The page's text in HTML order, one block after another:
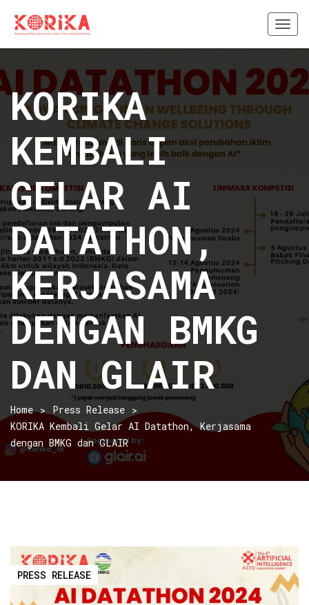
KORIKA
KEMBALI
GELAR AI
DATATHON,
KERJASAMA
DENGAN BMKG
DAN GLAIR
Home
Press Release
KORIKA Kembali Gelar AI Datathon, Kerjasama
dengan BMKG dan GLAIR
PRESS RELEASE